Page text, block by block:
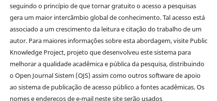
seguindo o princípio de que tornar gratuito o acesso a pesquisas
gera um maior intercâmbio global de conhecimento. Tal acesso está
associado a um crescimento da leitura e citação do trabalho de um
autor. Para maiores informações sobre esta abordagem, visite Public
Knowledge Project, projeto que desenvolveu este sistema para
melhorar a qualidade acadêmica e pública da pesquisa, distribuindo
o Open Journal Sistem (OJS) assim como outros software de apoio
ao sistema de publicação de acesso público a fontes acadêmicas. Os
nomes e endereços de e-mail neste site serão usados